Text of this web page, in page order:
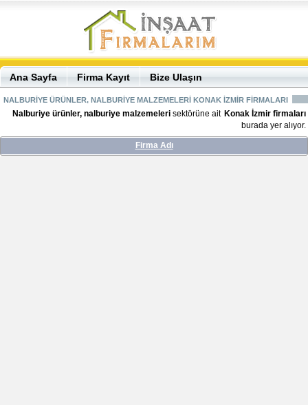
Ana Sayfa Firma Kayıt Bize Ulaşın
NALBURİYE ÜRÜNLER, NALBURİYE MALZEMELERİ KONAK İZMİR FİRMALARI
Nalburiye ürünler, nalburiye malzemeleri sektörüne ait Konak İzmir firmaları
burada yer alıyor.
Firma Adı